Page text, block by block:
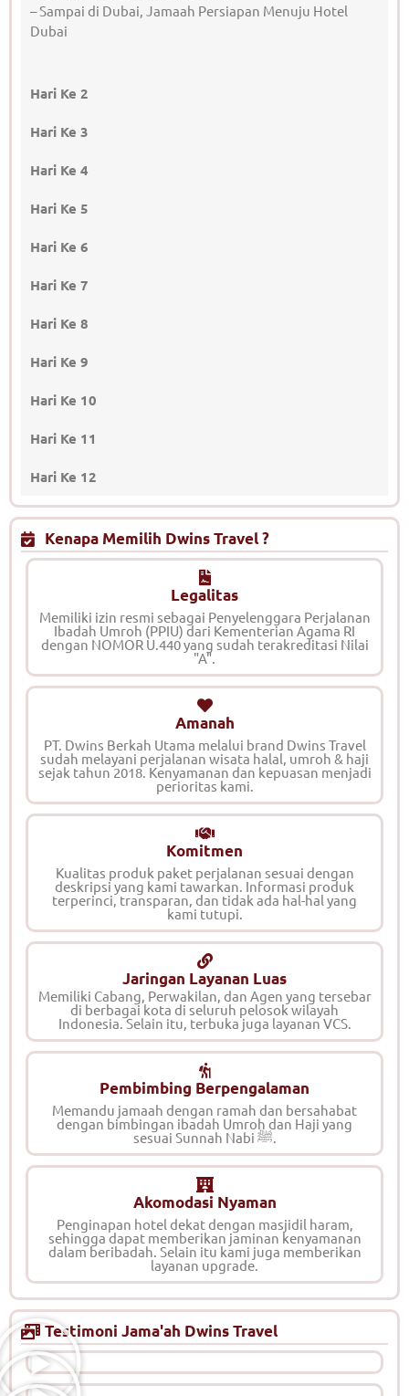
– Sampai di Dubai, Jamaah Persiapan Menuju Hotel
Dubai
Hari Ke 2
Hari Ke 3
Hari Ke 4
Hari Ke 5
Hari Ke 6
Hari Ke 7
Hari Ke 8
Hari Ke 9
Hari Ke 10
Hari Ke 11
Hari Ke 12
Kenapa Memilih Dwins Travel ?
Legalitas
Memiliki izin resmi sebagai Penyelenggara Perjalanan
Ibadah Umroh (PPIU) dari Kementerian Agama RI
dengan NOMOR U.440 yang sudah terakreditasi Nilai
"A".
Amanah
PT. Dwins Berkah Utama melalui brand Dwins Travel
sudah melayani perjalanan wisata halal, umroh & haji
sejak tahun 2018. Kenyamanan dan kepuasan menjadi
perioritas kami.
Komitmen
Kualitas produk paket perjalanan sesuai dengan
deskripsi yang kami tawarkan. Informasi produk
terperinci, transparan, dan tidak ada hal-hal yang
kami tutupi.
Jaringan Layanan Luas
Memiliki Cabang, Perwakilan, dan Agen yang tersebar
di berbagai kota di seluruh pelosok wilayah
Indonesia. Selain itu, terbuka juga layanan VCS.
Pembimbing Berpengalaman
Memandu jamaah dengan ramah dan bersahabat
dengan bimbingan ibadah Umroh dan Haji yang
sesuai Sunnah Nabi ﷺ.
Akomodasi Nyaman
Penginapan hotel dekat dengan masjidil haram,
sehingga dapat memberikan jaminan kenyamanan
dalam beribadah. Selain itu kami juga memberikan
layanan upgrade.
Testimoni Jama'ah Dwins Travel